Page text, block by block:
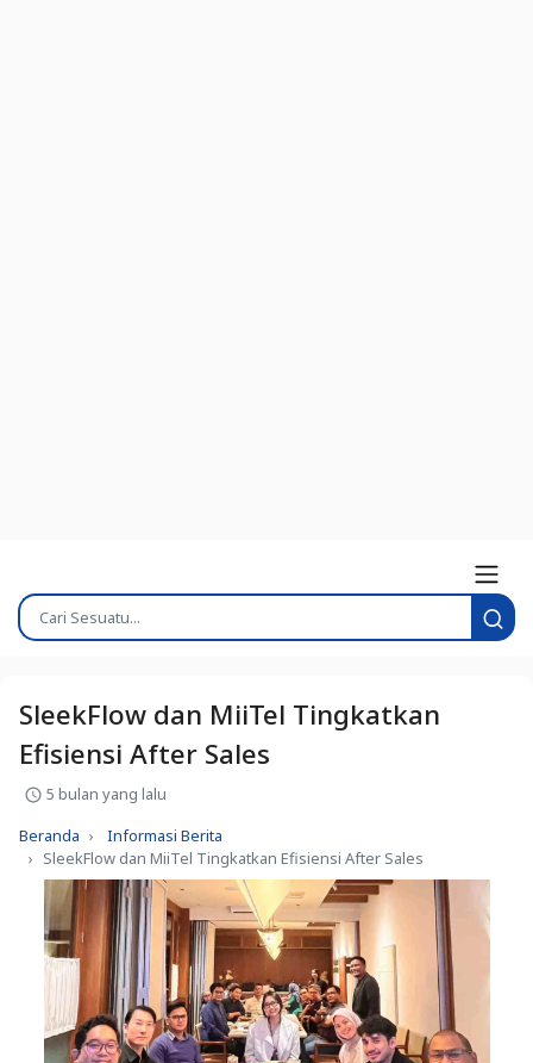
SleekFlow dan MiiTel Tingkatkan
Efisiensi After Sales
5 bulan yang lalu
Beranda
Informasi Berita
SleekFlow dan MiiTel Tingkatkan Efisiensi After Sales